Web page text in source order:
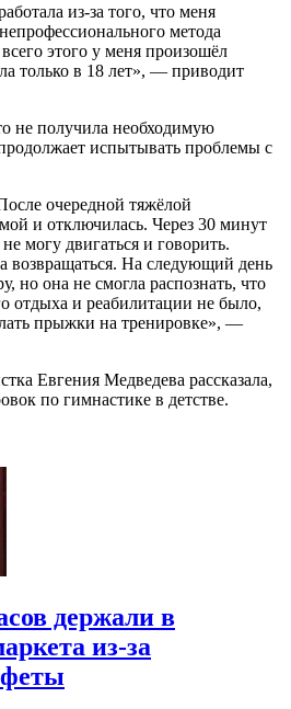
из-за того, что меня
метода
этого у меня произошёл
только в 18 лет», — приводит
не получила необходимую
испытывать проблемы с
очередной тяжёлой
и отключилась. Через 30 минут
могу двигаться и говорить.
возвращаться. На следующий день
но она не смогла распознать, что
отдыха и реабилитации не было,
прыжки на тренировке», —
Евгения Медведева рассказала,
по гимнастике в детстве.
держали в
из-за